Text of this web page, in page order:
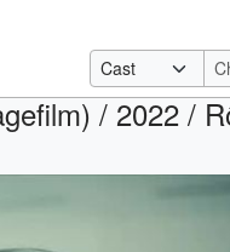
/ 2022 /